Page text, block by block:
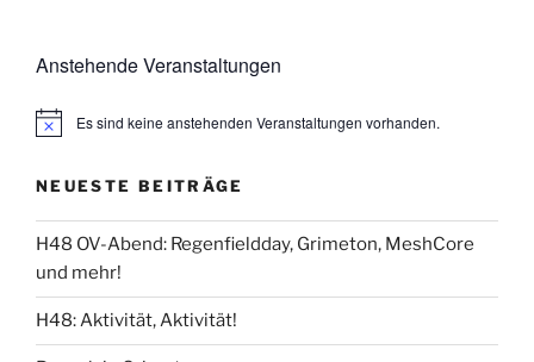
Anstehende Veranstaltungen
Es sind keine anstehenden Veranstaltungen vorhanden.
NEUESTE BEITRÄGE
H48 OV-Abend: Regenfieldday, Grimeton, MeshCore
und mehr!
H48: Aktivität, Aktivität!